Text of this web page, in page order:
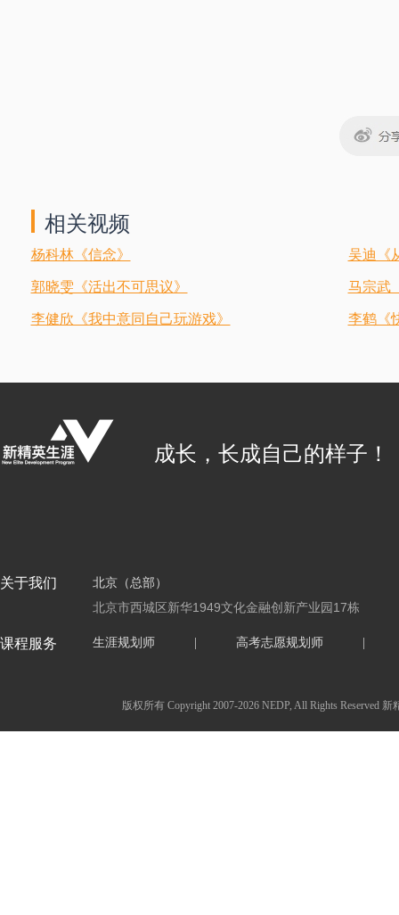
相关视频
杨科林《信念》 吴迪《
郭晓雯《活出不可思议》 马宗武
李健欣《我中意同自己玩游戏》 李鹤《
成长，长成自己的样子！
关于我们
北京（总部）
北京市西城区新华1949文化金融创新产业园17栋
课程服务 生涯规划师 | 高考志愿规划师 |
版权所有 Copyright 2007-2026 NEDP, All Rights